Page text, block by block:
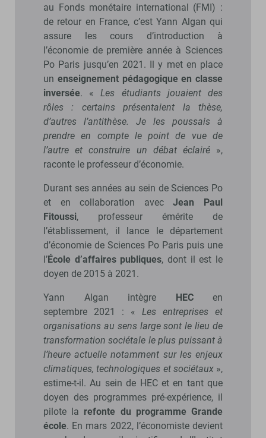
au Fonds monétaire international (FMI) :
de retour en France, c’est Yann Algan qui
assure les cours d’introduction à
l’économie de première année à Sciences
Po Paris jusqu’en 2021. Il y met en place
un enseignement pédagogique en classe
inversée. «Les étudiants jouaient des
rôles : certains présentaient la thèse,
d’autres l’antithèse. Je les poussais à
prendre en compte le point de vue de
l’autre et construire un débat éclairé»,
raconte le professeur d’économie.
Durant ses années au sein de Sciences Po
et en collaboration avecJean Paul
Fitoussi, professeur émérite de
l’établissement, il lance le département
d’économie de Sciences Po Paris puis une
l’École d’affaires publiques, dont il est le
doyen de 2015 à 2021.
Yann Algan intègre HECen
septembre 2021 : « Les entreprises et
organisations au sens large sont le lieu de
transformation sociétale le plus puissant à
l’heure actuelle notamment sur les enjeux
climatiques, technologiques et sociétaux»,
estime-t-il. Au sein de HEC et en tant que
doyen des programmes pré-expérience, il
pilote la refonte du programme Grande
école. En mars 2022, l’économiste devient